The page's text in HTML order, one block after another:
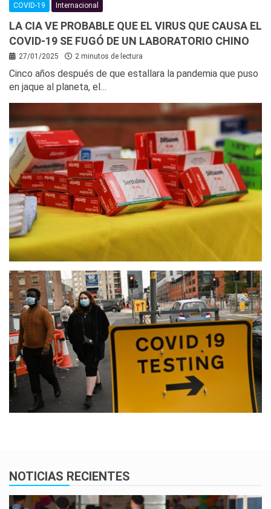
COVID-19 Internacional
LA CIA VE PROBABLE QUE EL VIRUS QUE CAUSA EL
COVID-19 SE FUGÓ DE UN LABORATORIO CHINO
27/01/2025 2 minutos de lectura
Cinco años después de que estallara la pandemia que puso
en jaque al planeta, el…
NOTICIAS RECIENTES